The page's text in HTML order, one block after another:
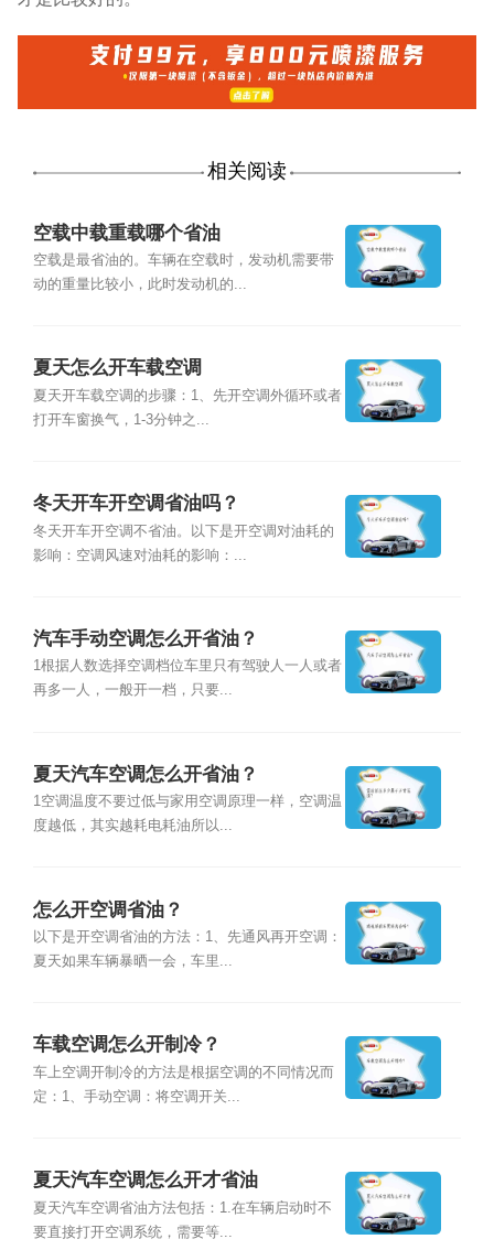
相关阅读
空载中载重载哪个省油
空载是最省油的。车辆在空载时，发动机需要带
动的重量比较小，此时发动机的...
夏天怎么开车载空调
夏天开车载空调的步骤：1、先开空调外循环或者
打开车窗换气，1-3分钟之...
冬天开车开空调省油吗？
冬天开车开空调不省油。以下是开空调对油耗的
影响：空调风速对油耗的影响：...
汽车手动空调怎么开省油？
1根据人数选择空调档位车里只有驾驶人一人或者
再多一人，一般开一档，只要...
夏天汽车空调怎么开省油？
1空调温度不要过低与家用空调原理一样，空调温
度越低，其实越耗电耗油所以...
怎么开空调省油？
以下是开空调省油的方法：1、先通风再开空调：
夏天如果车辆暴晒一会，车里...
车载空调怎么开制冷？
车上空调开制冷的方法是根据空调的不同情况而
定：1、手动空调：将空调开关...
夏天汽车空调怎么开才省油
夏天汽车空调省油方法包括：1.在车辆启动时不
要直接打开空调系统，需要等...